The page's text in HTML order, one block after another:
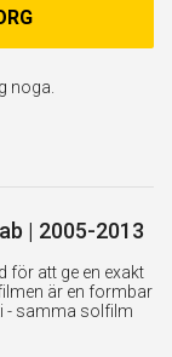
noga.
| 2005-2013
att ge en exakt
är en formbar
- samma solfilm